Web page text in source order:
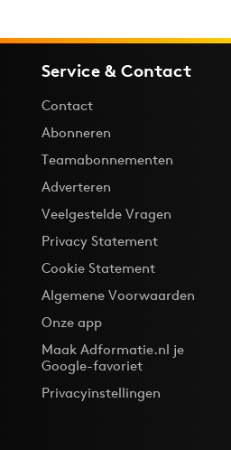
Service & Contact
Contact
Abonneren
Teamabonnementen
Adverteren
Veelgestelde Vragen
Privacy Statement
Cookie Statement
Algemene Voorwaarden
Onze app
Maak Adformatie.nl je
Google-favoriet
Privacyinstellingen